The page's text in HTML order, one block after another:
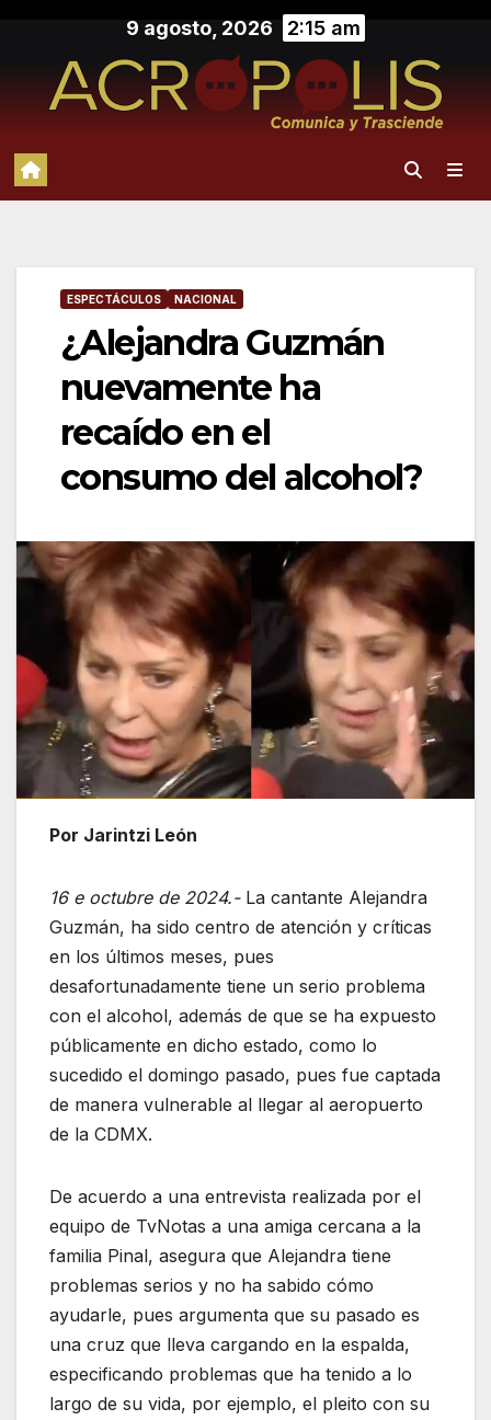
contenido
9 agosto, 2026 2:15 am
ESPECTÁCULOS NACIONAL
¿Alejandra Guzmán
nuevamente ha
recaído en el
consumo del alcohol?
Por Jarintzi León
16 e octubre de 2024.-La cantante Alejandra
Guzmán, ha sido centro de atención y críticas
en los últimos meses, pues
desafortunadamente tiene un serio problema
con el alcohol, además de que se ha expuesto
públicamente en dicho estado, como lo
sucedido el domingo pasado, pues fue captada
de manera vulnerable al llegar al aeropuerto
de la CDMX.
De acuerdo a una entrevista realizada por el
equipo de TvNotas a una amiga cercana a la
familia Pinal, asegura que Alejandra tiene
problemas serios y no ha sabido cómo
ayudarle, pues argumenta que su pasado es
una cruz que lleva cargando en la espalda,
especificando problemas que ha tenido a lo
largo de su vida, por ejemplo, el pleito con su